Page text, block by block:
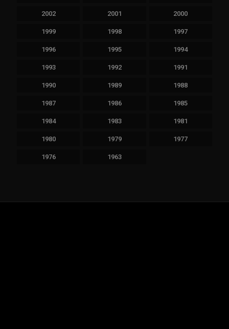
2002 2001 2000
1999 1998 1997
1996 1995 1994
1993 1992 1991
1990 1989 1988
1987 1986 1985
1984 1983 1981
1980 1979 1977
1976 1963